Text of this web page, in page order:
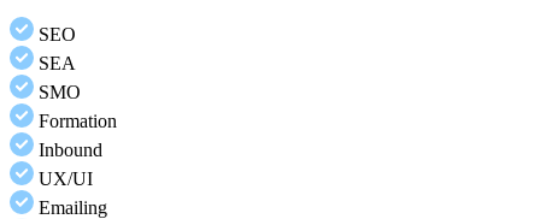
SEO
SEA
SMO
Formation
Inbound
UX/UI
Emailing